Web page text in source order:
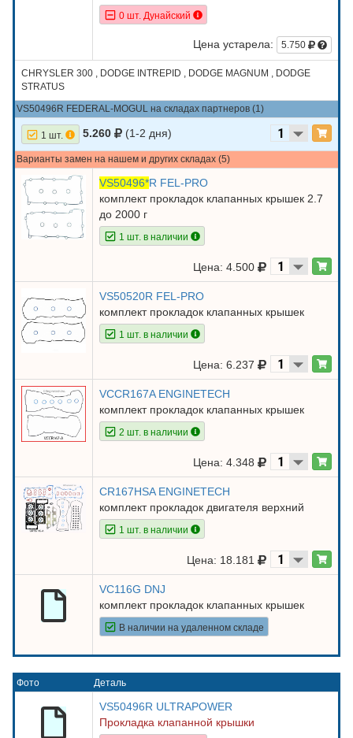
0 шт. Дунайский
Цена устарела: 5.750
CHRYSLER 300 , DODGE INTREPID , DODGE MAGNUM , DODGE
STRATUS
VS50496R FEDERAL-MOGUL на складах партнеров (1)
1 шт. 5.260 (1-2 дня)
Варианты замен на нашем и других складах (5)
VS50496*R FEL-PRO
комплект прокладок клапанных крышек 2.7
до 2000 г
1 шт. в наличии
Цена: 4.500
VS50520R FEL-PRO
комплект прокладок клапанных крышек
1 шт. в наличии
Цена: 6.237
VCCR167A ENGINETECH
комплект прокладок клапанных крышек
2 шт. в наличии
Цена: 4.348
CR167HSA ENGINETECH
комплект прокладок двигателя верхний
1 шт. в наличии
Цена: 18.181
VC116G DNJ
комплект прокладок клапанных крышек
В наличии на удаленном складе
Фото Деталь
VS50496R ULTRAPOWER
Прокладка клапанной крышки